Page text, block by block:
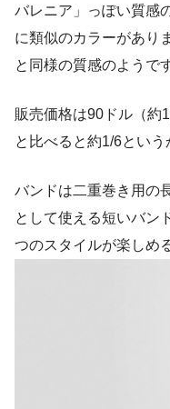
バレニア」っぽい質感
に類似のカラーがあり
と同様の質感のようで
販売価格は90ドル（約
と比べると約1/6という
バンドは二重巻き用の
として使える短いバン
つのスタイルが楽しめ